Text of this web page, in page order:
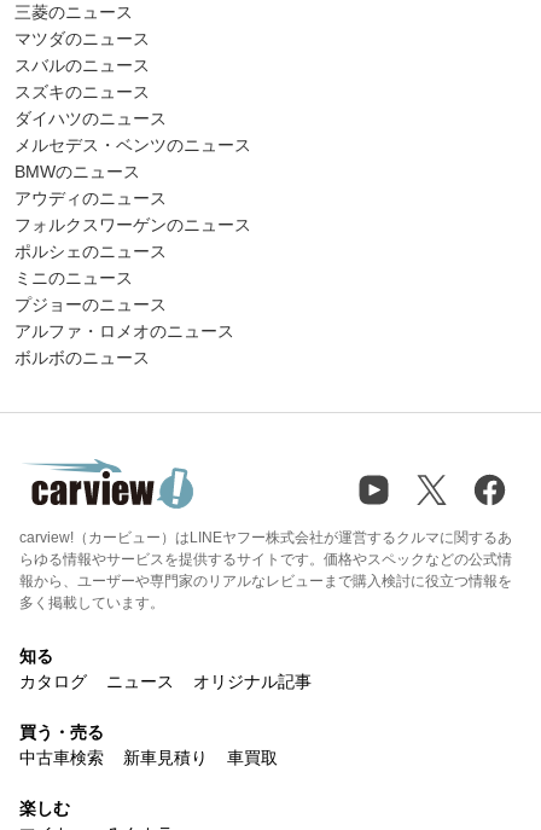
三菱のニュース
マツダのニュース
スバルのニュース
スズキのニュース
ダイハツのニュース
メルセデス・ベンツのニュース
BMWのニュース
アウディのニュース
フォルクスワーゲンのニュース
ポルシェのニュース
ミニのニュース
プジョーのニュース
アルファ・ロメオのニュース
ボルボのニュース
carview!（カービュー）はLINEヤフー株式会社が運営するクルマに関するあ
らゆる情報やサービスを提供するサイトです。価格やスペックなどの公式情
報から、ユーザーや専門家のリアルなレビューまで購入検討に役立つ情報を
多く掲載しています。
知る
カタログ
ニュース オリジナル記事
買う・売る
中古車検索
新車見積り 車買取
楽しむ